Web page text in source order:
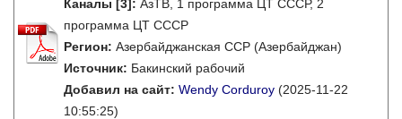
Каналы [3]: АзТВ, 1 программа ЦТ СССР, 2
программа ЦТ СССР
Регион: Азербайджанская ССР (Азербайджан)
Источник: Бакинский рабочий
Добавил на сайт: Wendy Corduroy (2025-11-22
10:55:25)